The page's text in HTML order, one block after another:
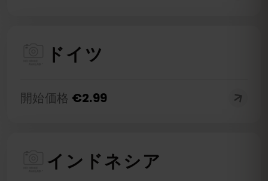
ドイツ
開始価格 €2.99
インドネシア